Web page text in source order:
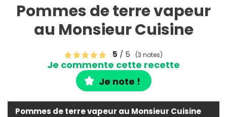
Pommes de terre vapeur
au Monsieur Cuisine
5 / 5 (3 notes)
Je commente cette recette
Je note !
Pommes de terre vapeur au Monsieur Cuisine